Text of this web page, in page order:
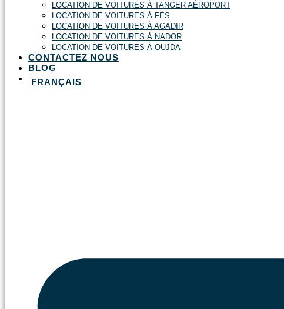
LOCATION DE VOITURES À TANGER AÉROPORT
LOCATION DE VOITURES À FÈS
LOCATION DE VOITURES À AGADIR
LOCATION DE VOITURES À NADOR
LOCATION DE VOITURES À OUJDA
CONTACTEZ NOUS
BLOG
FRANÇAIS